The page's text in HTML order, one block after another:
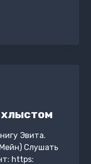
Эвита.
Слушать
https: